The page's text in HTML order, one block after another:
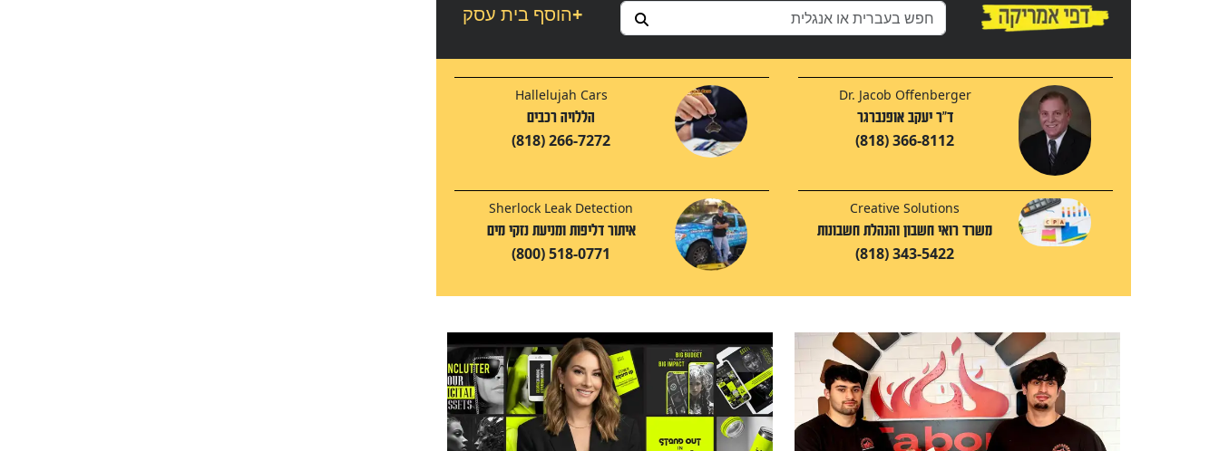
הוסף בית עסק+
Hallelujah Cars
הללויה רכבים
(818) 266-7272
Dr. Jacob Offenberger
ד"ר יעקב אופנברגר
(818) 366-8112
Sherlock Leak Detection
איתור דליפות ומניעת נזקי מים
(800) 518-0771
Creative Solutions
משרד רואי חשבון והנהלת חשבונות
(818) 343-5422